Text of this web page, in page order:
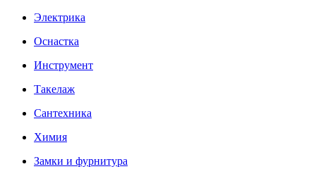
Электрика
Оснастка
Инструмент
Такелаж
Сантехника
Химия
Замки и фурнитура